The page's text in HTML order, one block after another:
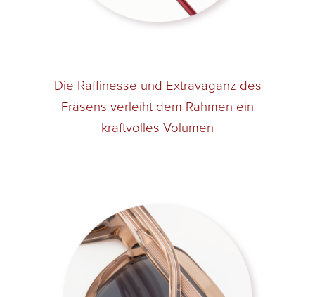
Die Raffinesse und Extravaganz des
Fräsens verleiht dem Rahmen ein
kraftvolles Volumen